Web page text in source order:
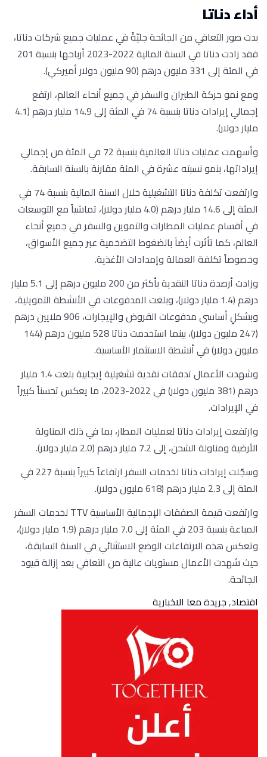
أداء دناتا
بدت صور التعافي من الجائحة جليّةً في عمليات جميع شركات دناتا،
فقد زادت دناتا في السنة المالية 2022-2023 أرباحها بنسبة 201
في المئة إلى 331 مليون درهم (90 مليون دولار أميركي).
ومع نمو حركة الطيران والسفر في جميع أنحاء العالم، ارتفع
إجمالي إيرادات دناتا بنسبة 74 في المئة إلى 14.9 مليار درهم (4.1
مليار دولار).
وأسهمت عمليات دناتا العالمية بنسبة 72 في المئة من إجمالي
إيراداتها، بنمو نسبته عشرة في المئة مقارنة بالسنة السابقة.
وارتفعت تكلفة دناتا التشغيلية خلال السنة المالية بنسبة 74 في
المئة إلى 14.6 مليار درهم (4.0 مليار دولار)، تماشياً مع التوسعات
في أقسام عمليات المطارات والتموين والسفر في جميع أنحاء
العالم، كما تأثرت أيضاَ بالضغوط التضخمية عبر جميع الأسواق،
وخصوصاً تكلفة العمالة وإمدادات الأغذية.
وزادت أرصدة دناتا النقدية بأكثر من 200 مليون درهم إلى 5.1 مليار
درهم (1.4 مليار دولار)، وبلغت المدفوعات في الأنشطة التمويلية،
وبشكلٍ أساسي مدفوعات القروض والإيجارات، 906 ملايين درهم
(247 مليون دولار)، بينما استخدمت دناتا 528 مليون درهم (144
مليون دولار) في أنشطة الاستثمار الأساسية.
وشهدت الأعمال تدفقات نقدية تشغيلية إيجابية بلغت 1.4 مليار
درهم (381 مليون دولار) في 2022-2023، ما يعكس تحسناً كبيراً
في الإيرادات.
وارتفعت إيرادات دناتا لعمليات المطار، بما في ذلك المناولة
الأرضية ومناولة الشحن، إلى 7.2 مليار درهم (2.0 مليار دولار).
وسجّلت إيرادات دناتا لخدمات السفر ارتفاعاً كبيراً بنسبة 227 في
المئة إلى 2.3 مليار درهم (618 مليون دولار).
وارتفعت قيمة الصفقات الإجمالية الأساسية TTV لخدمات السفر
المباعة بنسبة 203 في المئة إلى 7.0 مليار درهم (1.9 مليار دولار)،
وتعكس هذه الارتفاعات الوضع الاستثنائي في السنة السابقة،
حيث شهدت الأعمال مستويات عالية من التعافي بعد إزالة قيود
الجائحة.
اقتصاد,جريدة معا الاخبارية